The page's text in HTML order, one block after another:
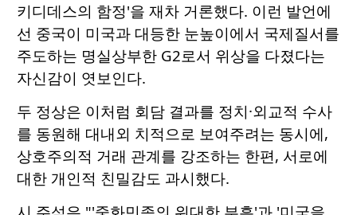
키디데스의 함정'을 재차 거론했다. 이런 발언에
선 중국이 미국과 대등한 눈높이에서 국제질서를
주도하는 명실상부한 G2로서 위상을 다졌다는
자신감이 엿보인다.
두 정상은 이처럼 회담 결과를 정치·외교적 수사
를 동원해 대내외 치적으로 보여주려는 동시에,
상호주의적 거래 관계를 강조하는 한편, 서로에
대한 개인적 친밀감도 과시했다.